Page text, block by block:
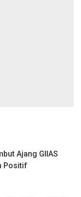
Ajang GIIAS
Positif